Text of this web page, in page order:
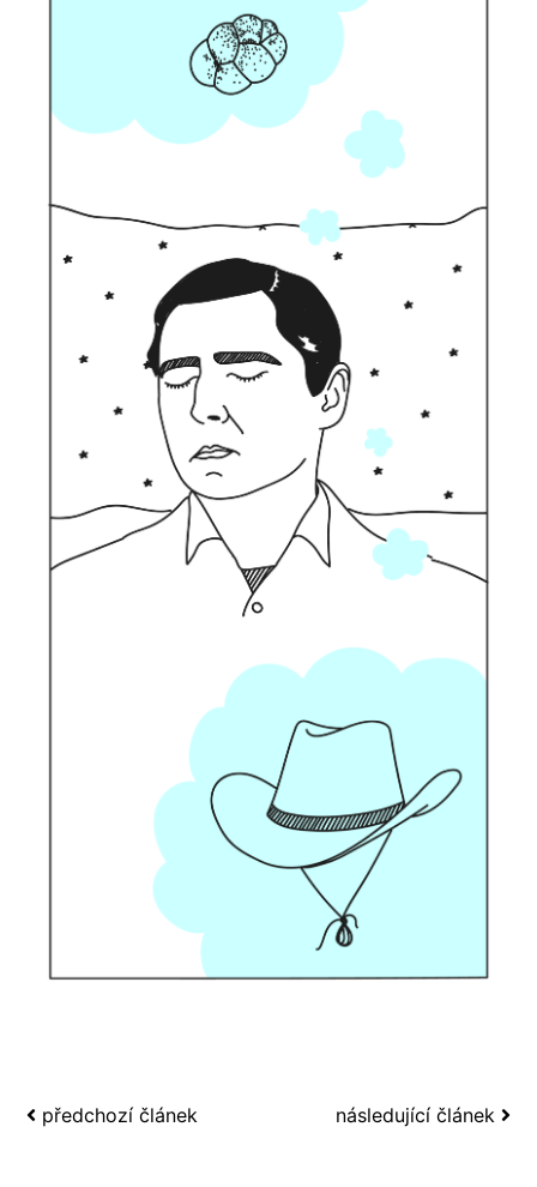
předchozí článek následující článek